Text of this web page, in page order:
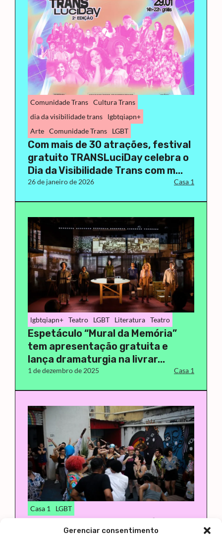
Gerenciar consentimento
Comunidade Trans Cultura Trans
dia da visibilidade trans
lgbtqiapn+
Arte Comunidade Trans LGBT
Com mais de 30 atrações, festival
gratuito TRANSLuciDay celebra o
Dia da Visibilidade Trans com m...
26 de janeiro de 2026 Casa 1
lgbtqiapn+ Teatro LGBT Literatura Teatro
Espetáculo “Mural da Memória”
tem apresentação gratuita e
lança dramaturgia na livrar...
1 de dezembro de 2025 Casa 1
Casa 1 LGBT
Casa 1 realiza Sabadinho, festa de